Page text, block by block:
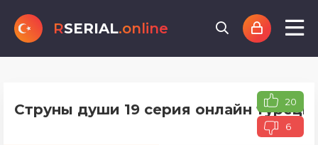
RSERIAL.online
Струны души 19 серия онлайн 20
6